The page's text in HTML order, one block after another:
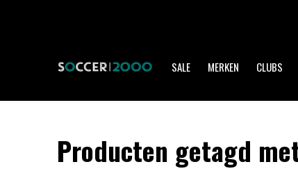
SALE MERKEN CLUBS
Producten getagd